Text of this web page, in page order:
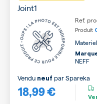
Joint1
Ref.
Produit
NEFF
18,99 €
Vendu neuf parSpareka